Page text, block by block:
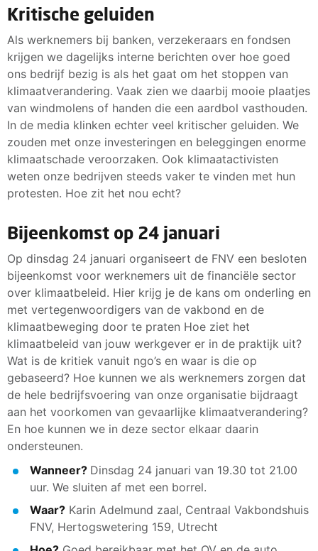
Kritische geluiden
Als werknemers bij banken, verzekeraars en fondsen
krijgen we dagelijks interne berichten over hoe goed
ons bedrijf bezig is als het gaat om het stoppen van
klimaatverandering. Vaak zien we daarbij mooie plaatjes
van windmolens of handen die een aardbol vasthouden.
In de media klinken echter veel kritischer geluiden. We
zouden met onze investeringen en beleggingen enorme
klimaatschade veroorzaken. Ook klimaatactivisten
weten onze bedrijven steeds vaker te vinden met hun
protesten. Hoe zit het nou echt?
Bijeenkomst op 24 januari
Op dinsdag 24 januari organiseert de FNV een besloten
bijeenkomst voor werknemers uit de financiële sector
over klimaatbeleid. Hier krijg je de kans om onderling en
met vertegenwoordigers van de vakbond en de
klimaatbeweging door te praten Hoe ziet het
klimaatbeleid van jouw werkgever er in de praktijk uit?
Wat is de kritiek vanuit ngo’s en waar is die op
gebaseerd? Hoe kunnen we als werknemers zorgen dat
de hele bedrijfsvoering van onze organisatie bijdraagt
aan het voorkomen van gevaarlijke klimaatverandering?
En hoe kunnen we in deze sector elkaar daarin
ondersteunen.
Wanneer? Dinsdag 24 januari van 19.30 tot 21.00
uur. We sluiten af met een borrel.
Waar? Karin Adelmund zaal, Centraal Vakbondshuis
FNV, Hertogswetering 159, Utrecht